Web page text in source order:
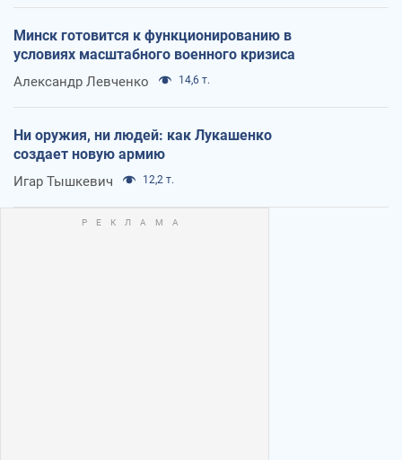
Минск готовится к функционированию в
условиях масштабного военного кризиса
Александр Левченко 14,6 т.
Ни оружия, ни людей: как Лукашенко
создает новую армию
Игар Тышкевич 12,2 т.